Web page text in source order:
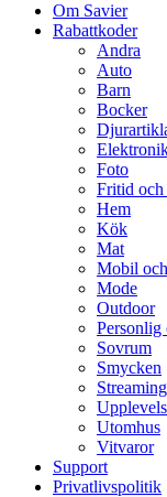
Om Savier
Rabattkoder
Andra
Auto
Barn
Bocker
Foto
Fritid och
Hem
Kök
Mat
Mobil
Mode
Outdoor
Personlig
Sovrum
Smycken
Streaming
Utomhus
Vitvaror
Support
Privatlivspolitik